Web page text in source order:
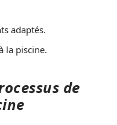
adaptés.
la piscine.
de